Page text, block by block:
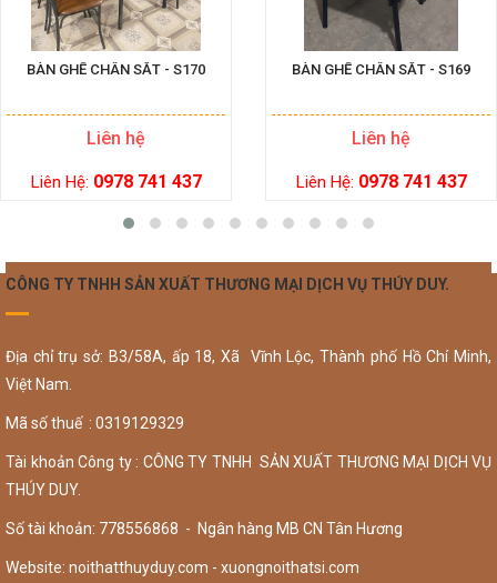
BÀN GHẾ CHÂN SẮT - S170
Liên hệ
Liên Hệ: 0978 741 437
BÀN GHẾ CHÂN SẮT - S169
Liên hệ
Liên Hệ: 0978 741 437
CÔNG TY TNHH SẢN XUẤT THƯƠNG MẠI DỊCH VỤ THÚY DUY.
Địa chỉ trụ sở: B3/58A, ấp 18, Xã Vĩnh Lộc, Thành phố Hồ Chí Minh,
Việt Nam.
Mã số thuế : 0319129329
Tài khoản Công ty : CÔNG TY TNHH SẢN XUẤT THƯƠNG MẠI DỊCH VỤ
THÚY DUY.
Số tài khoản: 778556868 - Ngân hàng MB CN Tân Hương
Website: noithatthuyduy.com - xuongnoithatsi.com